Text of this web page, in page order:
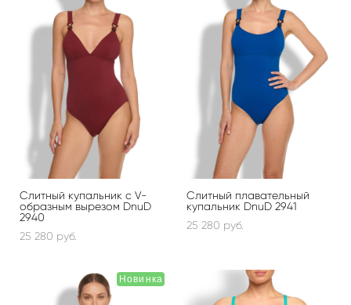
Слитный купальник с V-
образным вырезом DnuD
2940
25 280 pуб.
Слитный плавательный
купальник DnuD 2941
25 280 pуб.
Новинка